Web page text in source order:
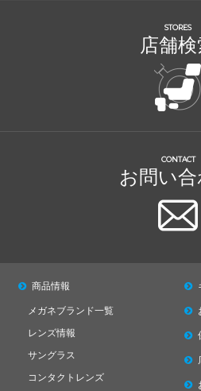
STORES
店舗検
CONTACT
お問い
商品情報
メガネブランド一覧
レンズ情報
サングラス
コンタクトレンズ